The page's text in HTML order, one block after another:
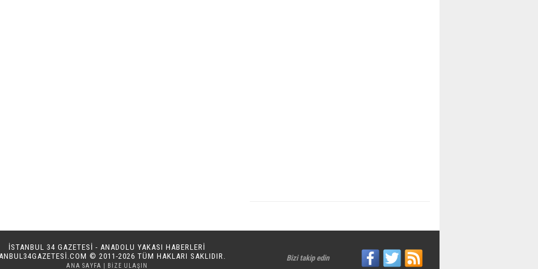
İSTANBUL 34 GAZETESİ - ANADOLU YAKASI HABERLERİ
© 2011-2026 TÜM HAKLARI SAKLIDIR.
ANA SAYFA BIZE ULAŞIN
Bizi takip edin